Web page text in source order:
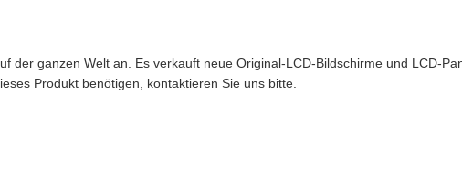
der ganzen Welt an. Es verkauft neue Original-LCD-Bildschirme und LCD-
Produkt benötigen, kontaktieren Sie uns bitte.